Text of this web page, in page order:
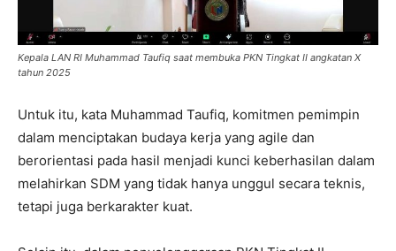
Kepala LAN RI Muhammad Taufiq saat membuka PKN Tingkat II angkatan X
tahun 2025
Untuk itu, kata Muhammad Taufiq, komitmen pemimpin
dalam menciptakan budaya kerja yang agile dan
berorientasi pada hasil menjadi kunci keberhasilan dalam
melahirkan SDM yang tidak hanya unggul secara teknis,
tetapi juga berkarakter kuat.